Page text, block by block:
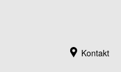
Kontakt